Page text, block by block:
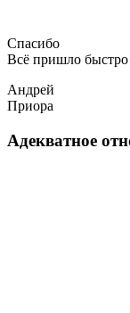
Спасибо
Всё пришло
Андрей
Приора
Адекватное